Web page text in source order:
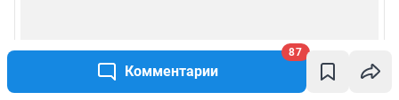
Комментарии
87